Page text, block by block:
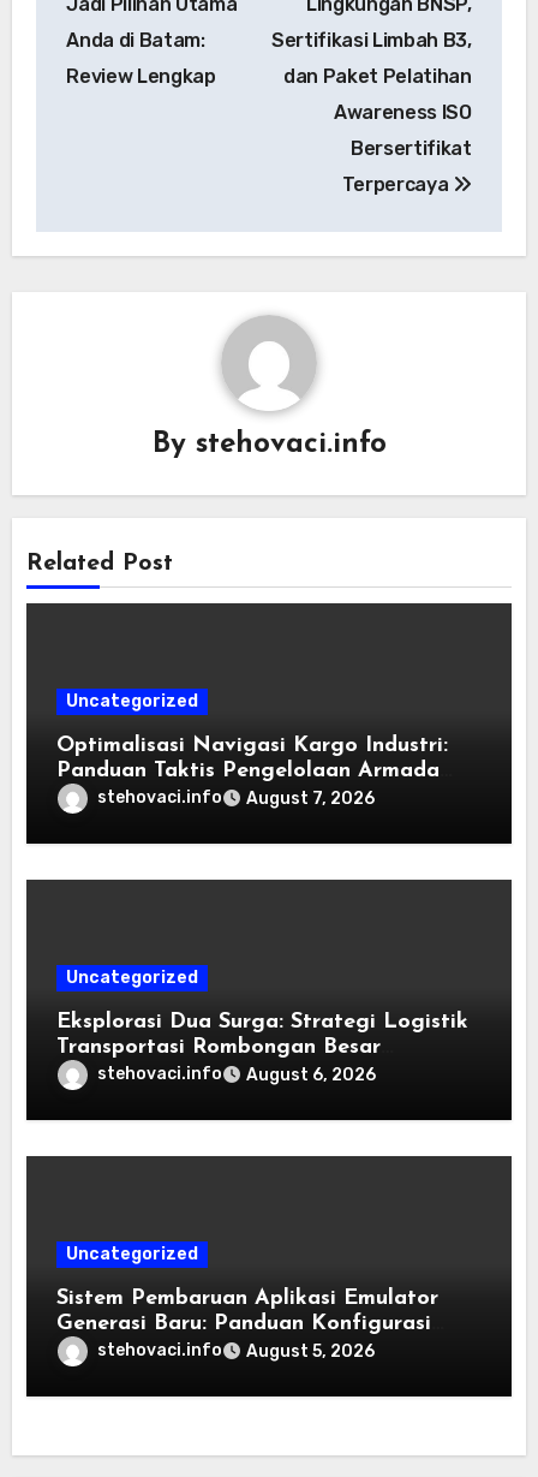
Anda di Batam:
Review Lengkap
Sertifikasi Limbah B3,
dan Paket Pelatihan
Awareness ISO
Bersertifikat
Terpercaya
By stehovaci.info
Related Post
Uncategorized
Optimalisasi Navigasi Kargo Industri:
Panduan Taktis Pengelolaan Armada
Angkutan dan Efisiensi Rantai Pasok
stehovaci.info August 7, 2026
Uncategorized
Eksplorasi Dua Surga: Strategi Logistik
Transportasi Rombongan Besar
Menggunakan Microbus
stehovaci.info August 6, 2026
Uncategorized
Sistem Pembaruan Aplikasi Emulator
Generasi Baru: Panduan Konfigurasi
Perangkat Eden Emulation
stehovaci.info August 5, 2026